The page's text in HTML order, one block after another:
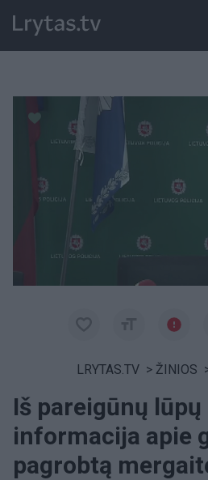
Paremkite Ukrainą
LRYTAS.TV > ŽINIOS
Iš pareigūnų
informacija apie
pagrobtą